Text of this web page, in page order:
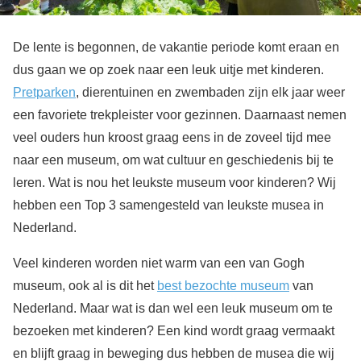
De lente is begonnen, de vakantie periode komt eraan en
dus gaan we op zoek naar een leuk uitje met kinderen.
Pretparken, dierentuinen en zwembaden zijn elk jaar weer
een favoriete trekpleister voor gezinnen. Daarnaast nemen
veel ouders hun kroost graag eens in de zoveel tijd mee
naar een museum, om wat cultuur en geschiedenis bij te
leren. Wat is nou het leukste museum voor kinderen? Wij
hebben een Top 3 samengesteld van leukste musea in
Nederland.
Veel kinderen worden niet warm van een van Gogh
museum, ook al is dit het best bezochte museum van
Nederland. Maar wat is dan wel een leuk museum om te
bezoeken met kinderen? Een kind wordt graag vermaakt
en blijft graag in beweging dus hebben de musea die wij